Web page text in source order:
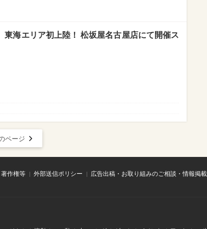
東海エリア初上陸！ 松坂屋名古屋店にて開催ス
ページ
作権等 外部送信ポリシー
広告出稿・お取り組みのご相談・情報掲